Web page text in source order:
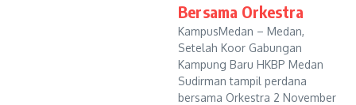
Bersama Orkestra
KampusMedan – Medan,
Setelah Koor Gabungan
Kampung Baru HKBP Medan
Sudirman tampil perdana
bersama Orkestra 2 November